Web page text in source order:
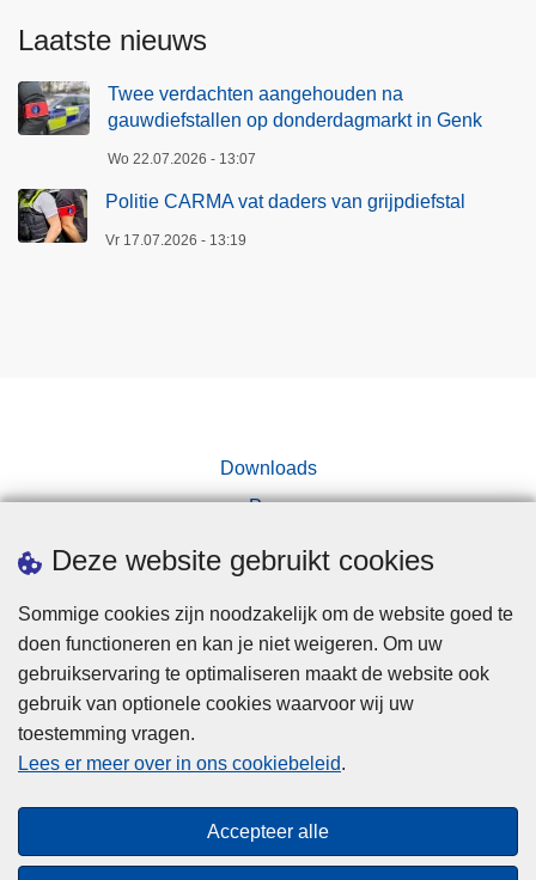
Deze website gebruikt cookies
Sommige cookies zijn noodzakelijk om de website goed te
doen functioneren en kan je niet weigeren. Om uw
gebruikservaring te optimaliseren maakt de website ook
gebruik van optionele cookies waarvoor wij uw
toestemming vragen.
Lees er meer over in ons cookiebeleid.
Accepteer alle
Laatste nieuws
Twee verdachten aangehouden na
gauwdiefstallen op donderdagmarkt in Genk
Wo 22.07.2026 - 13:07
Politie CARMA vat daders van grijpdiefstal
Vr 17.07.2026 - 13:19
Downloads
Pers
Disclaimer
Privacy
Cookies
Toegankelijkheid